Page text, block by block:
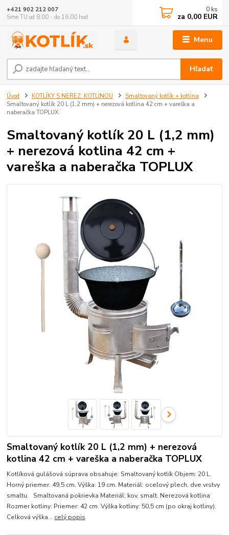
Menu
Hľadať
+421 902 212 007
Sme TU od 8:00 - do 16:00 hod
0 ks
za 0,00 EUR
Úvod KOTLÍKY S NEREZ. KOTLINOU
Smaltovaný kotlík + kotlina
Smaltovaný kotlík 20 L (1,2 mm) + nerezová kotlina 42 cm + vareška a
naberačka TOPLUX
Smaltovaný kotlík 20 L (1,2 mm)
+ nerezová kotlina 42 cm +
vareška a naberačka TOPLUX
Smaltovaný kotlík 20 L (1,2 mm) + nerezová
kotlina 42 cm + vareška a naberačka TOPLUX
Kotlíková gulášová súprava obsahuje: Smaltovaný kotlík Objem: 20 L.
Horný priemer: 49,5 cm. Výška: 19 cm. Materiál: oceľový plech, dve vrstvy
smaltu. Smaltovaná pokrievka Materiál: kov, smalt. Nerezová kotlina
Rozmer kotliny: Priemer: 42 cm. Výška kotliny: 50,5 cm (po okraj kotliny).
Celková výška... celý popis